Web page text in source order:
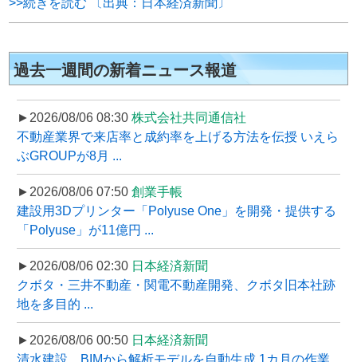
過去一週間の新着ニュース報道
►2026/08/06 08:30 株式会社共同通信社
不動産業界で来店率と成約率を上げる方法を伝授 いえら
ぶGROUPが8月 ...
►2026/08/06 07:50 創業手帳
建設用3Dプリンター「Polyuse One」を開発・提供する
「Polyuse」が11億円 ...
►2026/08/06 02:30 日本経済新聞
クボタ・三井不動産・関電不動産開発、クボタ旧本社跡
地を多目的 ...
►2026/08/06 00:50 日本経済新聞
清水建設、BIMから解析モデルを自動生成 1カ月の作業